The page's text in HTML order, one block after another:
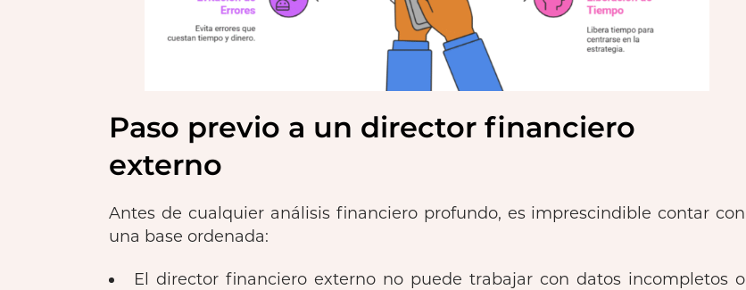
Paso previo a un director financiero
externo
Antes de cualquier análisis financiero profundo, es imprescindible contar con
una base ordenada:
El director financiero externo no puede trabajar con datos incompletos o